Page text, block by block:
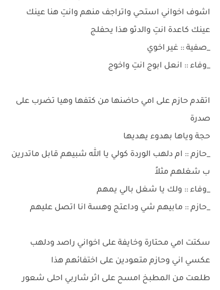
اشوف اخواني استحي واتراجف منهم وانتِ هنا عينك
عينك كاعدة انتِ والدثو هذا يحفلج
_صفية :: غير اخوي
_وفاء :: انعل ابوج انتِ واخوج
اتقدم حازم على امي حاضنها من كتفها وهيا تضرب على
صدرة
حجة وياها بهدوء يهديها
_حازم :: ام دلهب الوردة كولي يا الله شبيهم قابل ماتدرين
ب شغلهم مثلاً
_وفاء :: ولك يا شغل بالي يمهم
_حازم :: مابيهم شي وداعتج وهسة انا اتصل عليهم
سكتت امي محتارة وخايفة على اخواني راصد ودلهب
عكسي اني وحازم متعودين على اختفائهم هذا
طلعت من المطبخ امسح على اثر شاربي احلى شعور